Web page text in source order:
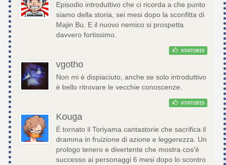
Episodio introduttivo che ci ricorda a che punto
siamo della storia, sei mesi dopo la sconfitta di
Majin Bu. E il nuovo nemico si prospetta
davvero fortissimo.
07/07/2015
vgotho
Non mi è dispiaciuto, anche se solo introduttivo
è bello ritrovare le vecchie conoscenze.
07/07/2015
Kouga
È tornato il Toriyama cantastorie che sacrifica il
dramma in fruizione di azione e leggerezza. Un
prologo tenero e divertente che mostra cos'è
successo ai personaggi 6 mesi dopo lo scontro